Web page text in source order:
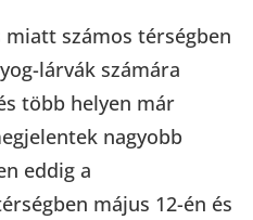
számos térségben
lárvák számára
több helyen már
nagyobb
eddig a
május 12-én és